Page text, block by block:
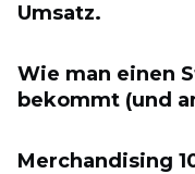
Umsatz.
Wie man einen
bekommt (und
Merchandising